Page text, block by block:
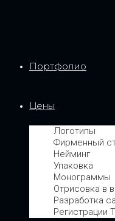
Портфолио
Цены
Логотипы
Фирменный
Нейминг
Упаковка
Монограммы
Отрисовка в
Разработка
Регистрации